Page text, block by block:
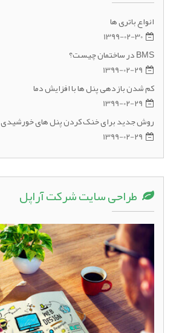
انواع باتری ها
1399-02-30
BMS در ساختمان چیست؟
1399-02-29
کم شدن بازدهی پنل ها با افزایش دما
1399-02-29
روش جدید برای خنک کردن پنل های خورشیدی
1399-02-29
طراحی سایت شرکت آراپل